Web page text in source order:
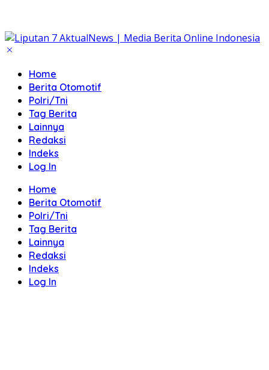
Home
Berita Otomotif
Polri/Tni
Tag Berita
Lainnya
Redaksi
Indeks
Log In
Home
Berita Otomotif
Polri/Tni
Tag Berita
Lainnya
Redaksi
Indeks
Log In